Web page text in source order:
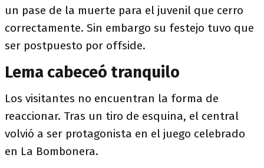
un pase de la muerte para el juvenil que cerro
correctamente. Sin embargo su festejo tuvo que
ser postpuesto por offside.
Lema cabeceó tranquilo
Los visitantes no encuentran la forma de
reaccionar. Tras un tiro de esquina, el central
volvió a ser protagonista en el juego celebrado
en La Bombonera.